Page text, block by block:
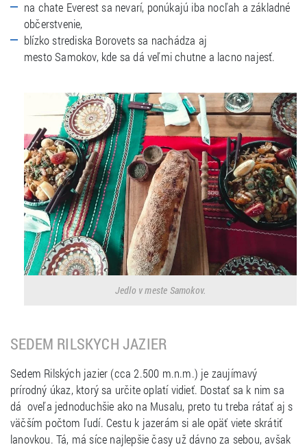
na chate Everest sa nevarí, ponúkajú iba nocľah a základné
občerstvenie,
blízko strediska Borovets sa nachádza aj
mesto Samokov, kde sa dá veľmi chutne a lacno najesť.
Jedlo v meste Samokov.
SEDEM RILSKYCH JAZIER
Sedem Rilských jazier (cca 2.500 m.n.m.) je zaujímavý
prírodný úkaz, ktorý sa určite oplatí vidieť. Dostať sa k nim sa
dá oveľa jednoduchšie ako na Musalu, preto tu treba rátať aj s
väčším počtom ľudí. Cestu k jazerám si ale opäť viete skrátiť
lanovkou. Tá, má síce najlepšie časy už dávno za sebou, avšak